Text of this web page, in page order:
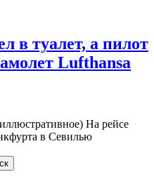
в туалет, а пилот
Lufthansa
На рейсе
в Севилью